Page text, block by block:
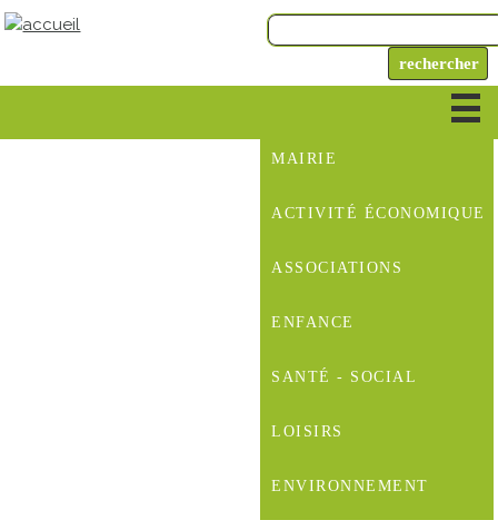
MAIRIE
ACTIVITÉ ÉCONOMIQUE
ASSOCIATIONS
ENFANCE
SANTÉ - SOCIAL
LOISIRS
ENVIRONNEMENT